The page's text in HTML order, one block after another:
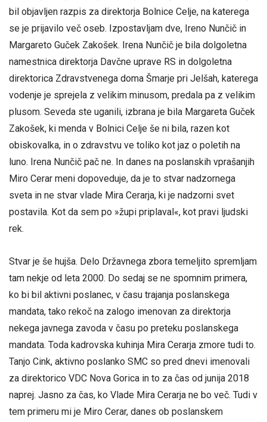
bil objavljen razpis za direktorja Bolnice Celje, na katerega
se je prijavilo več oseb. Izpostavljam dve, Ireno Nunčič in
Margareto Guček Zakošek. Irena Nunčič je bila dolgoletna
namestnica direktorja Davčne uprave RS in dolgoletna
direktorica Zdravstvenega doma Šmarje pri Jelšah, katerega
vodenje je sprejela z velikim minusom, predala pa z velikim
plusom. Seveda ste uganili, izbrana je bila Margareta Guček
Zakošek, ki menda v Bolnici Celje še ni bila, razen kot
obiskovalka, in o zdravstvu ve toliko kot jaz o poletih na
luno. Irena Nunčič pač ne. In danes na poslanskih vprašanjih
Miro Cerar meni dopoveduje, da je to stvar nadzornega
sveta in ne stvar vlade Mira Cerarja, ki je nadzorni svet
postavila. Kot da sem po »župi priplaval«, kot pravi ljudski
rek.
Stvar je še hujša. Delo Državnega zbora temeljito spremljam
tam nekje od leta 2000. Do sedaj se ne spomnim primera,
ko bi bil aktivni poslanec, v času trajanja poslanskega
mandata, tako rekoč na zalogo imenovan za direktorja
nekega javnega zavoda v času po preteku poslanskega
mandata. Toda kadrovska kuhinja Mira Cerarja zmore tudi to.
Tanjo Cink, aktivno poslanko SMC so pred dnevi imenovali
za direktorico VDC Nova Gorica in to za čas od junija 2018
naprej. Jasno za čas, ko Vlade Mira Cerarja ne bo več. Tudi v
tem primeru mi je Miro Cerar, danes ob poslanskem